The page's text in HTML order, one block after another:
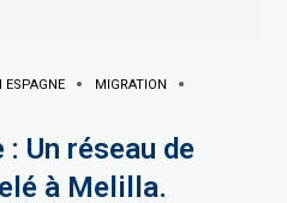
ESPAGNE
MIGRATION
Un réseau de
à Melilla.